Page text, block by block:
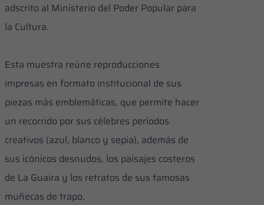
adscrito al Ministerio del Poder Popular para
la Cultura.
Esta muestra reúne reproducciones
impresas en formato institucional de sus
piezas más emblemáticas, que permite hacer
un recorrido por sus célebres períodos
creativos (azul, blanco y sepia), además de
sus icónicos desnudos, los paisajes costeros
de La Guaira y los retratos de sus famosas
muñecas de trapo.